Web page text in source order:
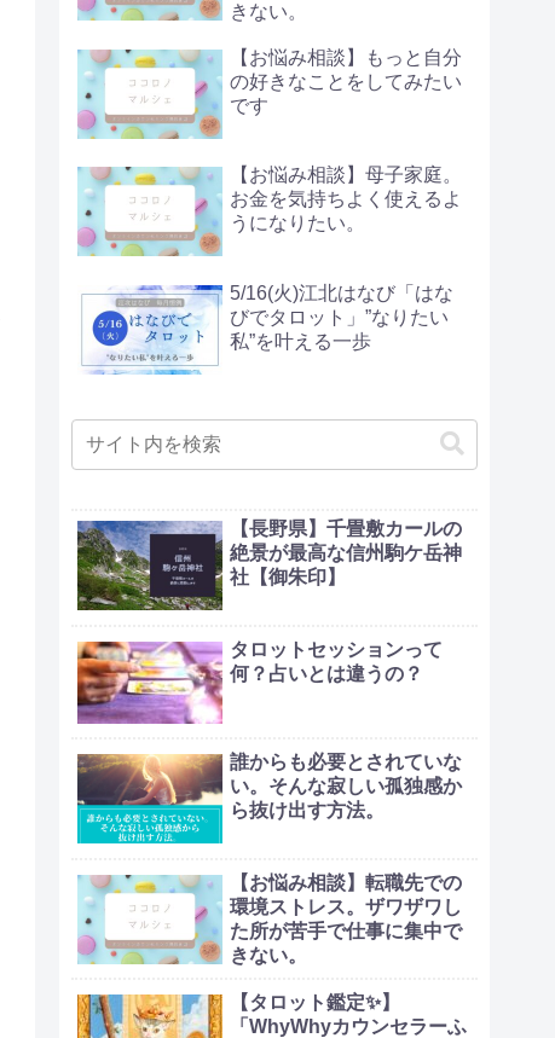
きない。
【お悩み相談】もっと自分
の好きなことをしてみたい
です
【お悩み相談】母子家庭。
お金を気持ちよく使えるよ
うになりたい。
5/16(火)江北はなび「はな
びでタロット」”なりたい
私”を叶える一歩
【長野県】千畳敷カールの
絶景が最高な信州駒ケ岳神
社【御朱印】
タロットセッションって
何？占いとは違うの？
誰からも必要とされていな
い。そんな寂しい孤独感か
ら抜け出す方法。
【お悩み相談】転職先での
環境ストレス。ザワザワし
た所が苦手で仕事に集中で
きない。
【タロット鑑定✨】
「WhyWhyカウンセラーふ